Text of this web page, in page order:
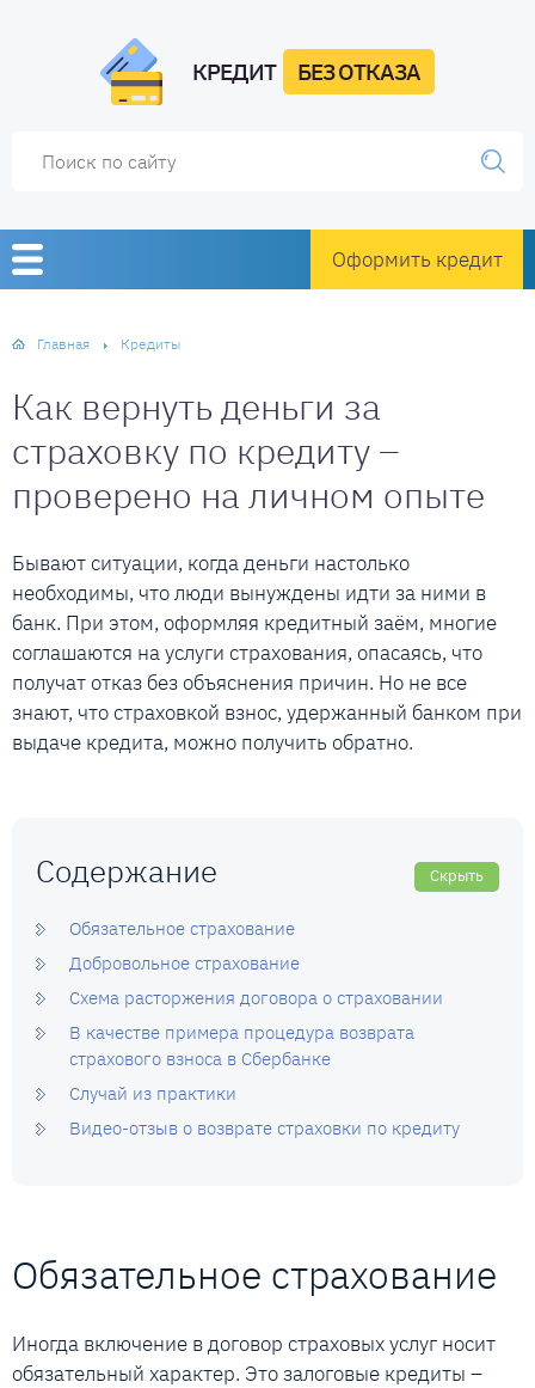
КРЕДИТ БЕЗ ОТКАЗА
Оформить кредит
Главная Кредиты
Как вернуть деньги за
страховку по кредиту –
проверено на личном опыте
Бывают ситуации, когда деньги настолько
необходимы, что люди вынуждены идти за ними в
банк. При этом, оформляя кредитный заём, многие
соглашаются на услуги страхования, опасаясь, что
получат отказ без объяснения причин. Но не все
знают, что страховкой взнос, удержанный банком при
выдаче кредита, можно получить обратно.
Содержание Скрыть
Обязательное страхование
Добровольное страхование
Схема расторжения договора о страховании
В качестве примера процедура возврата
страхового взноса в Сбербанке
Случай из практики
Видео-отзыв о возврате страховки по кредиту
Обязательное страхование
Иногда включение в договор страховых услуг носит
обязательный характер. Это залоговые кредиты –